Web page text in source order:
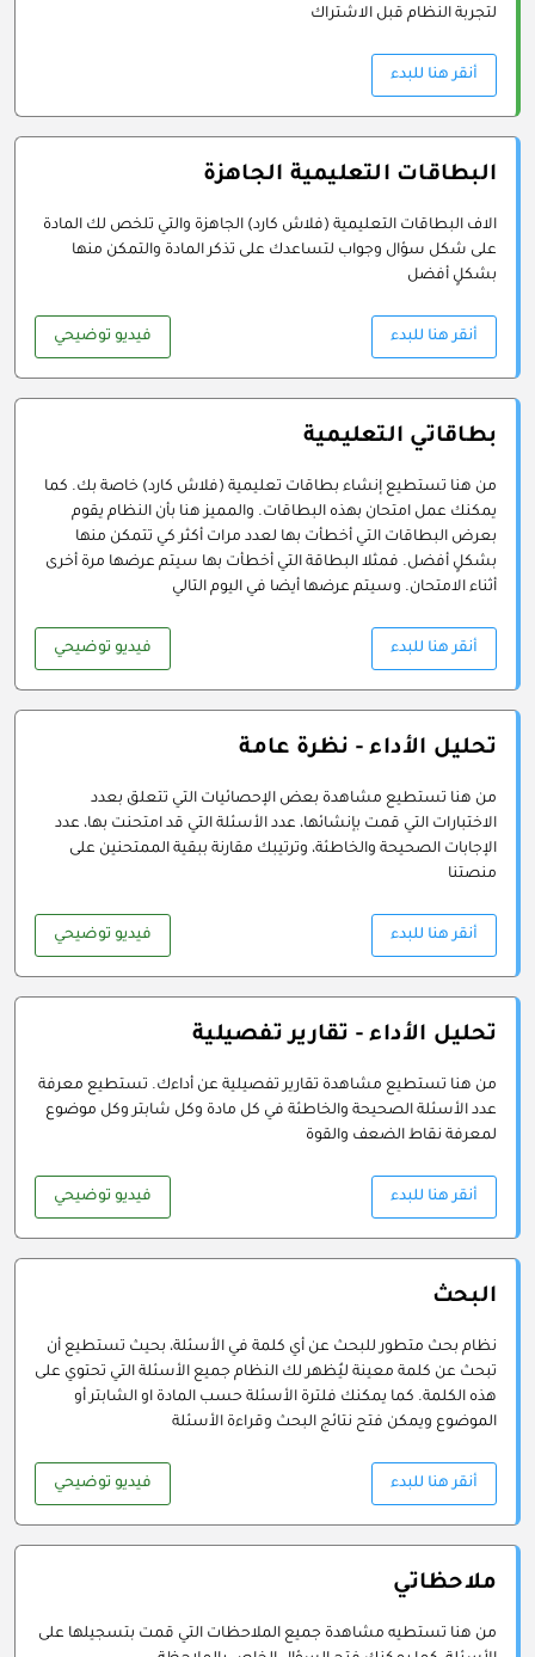
لتجربة النظام قبل الاشتراك
أنقر هنا للبدء
البطاقات التعليمية الجاهزة
الاف البطاقات التعليمية (فلاش كارد) الجاهزة والتي تلخص لك المادة
على شكل سؤال وجواب لتساعدك على تذكر المادة والتمكن منها
بشكلٍ أفضل
أنقر هنا للبدء فيديو توضيحي
بطاقاتي التعليمية
من هنا تستطيع إنشاء بطاقات تعليمية (فلاش كارد) خاصة بك. كما
يمكنك عمل امتحان بهذه البطاقات. والمميز هنا بأن النظام يقوم
بعرض البطاقات التي أخطأت بها لعدد مرات أكثر كي تتمكن منها
بشكلٍ أفضل. فمثلا البطاقة التي أخطأت بها سيتم عرضها مرة أخرى
أثناء الامتحان. وسيتم عرضها أيضا في اليوم التالي
أنقر هنا للبدء فيديو توضيحي
تحليل الأداء - نظرة عامة
من هنا تستطيع مشاهدة بعض الإحصائيات التي تتعلق بعدد
الاختبارات التي قمت بإنشائها، عدد الأسئلة التي قد امتحنت بها، عدد
الإجابات الصحيحة والخاطئة، وترتيبك مقارنة ببقية الممتحنين على
منصتنا
أنقر هنا للبدء فيديو توضيحي
تحليل الأداء - تقارير تفصيلية
من هنا تستطيع مشاهدة تقارير تفصيلية عن أداءك. تستطيع معرفة
عدد الأسئلة الصحيحة والخاطئة في كل مادة وكل شابتر وكل موضوع
لمعرفة نقاط الضعف والقوة
أنقر هنا للبدء فيديو توضيحي
البحث
نظام بحث متطور للبحث عن أي كلمة في الأسئلة، بحيث تستطيع أن
تبحث عن كلمة معينة ليُظهر لك النظام جميع الأسئلة التي تحتوي على
هذه الكلمة. كما يمكنك فلترة الأسئلة حسب المادة او الشابتر أو
الموضوع ويمكن فتح نتائج البحث وقراءة الأسئلة
أنقر هنا للبدء فيديو توضيحي
ملاحظاتي
من هنا تستطيه مشاهدة جميع الملاحظات التي قمت بتسجيلها على